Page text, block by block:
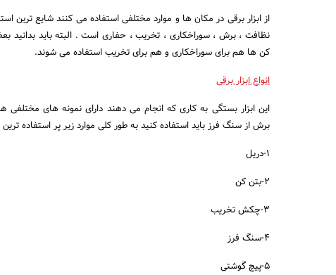
از ابزار برقی در مکان ها و موارد مختلفی استفاده می کنند شایع ترین
نظافت ، برش ، سوراخکاری ، تخریب ، حفاری است . البته باید بدانید
کن ها هم برای سوراخکاری و هم برای تخریب استفاده می شوند.
انواع ابزار برقی
این ابزار بستگی به کاری که انجام می دهند دارای نمونه های مختلفی
برش از سنگ فرز باید استفاده کنید به طور کلی موارد زیر پر استفاده ترین
1-دریل
2-بتن کن
3-چکش تخریب
4-سنگ فرز
5-پیچ گوشتی